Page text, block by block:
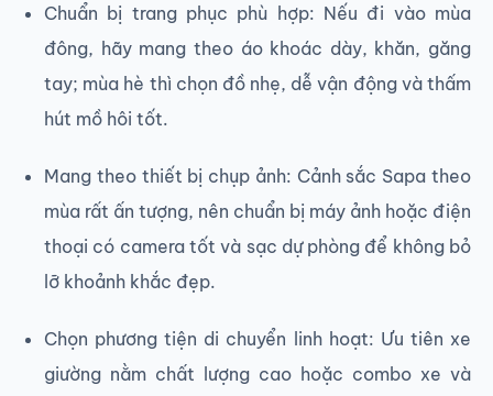
Chuẩn bị trang phục phù hợp: Nếu đi vào mùa
đông, hãy mang theo áo khoác dày, khăn, găng
tay; mùa hè thì chọn đồ nhẹ, dễ vận động và thấm
hút mồ hôi tốt.
Mang theo thiết bị chụp ảnh: Cảnh sắc Sapa theo
mùa rất ấn tượng, nên chuẩn bị máy ảnh hoặc điện
thoại có camera tốt và sạc dự phòng để không bỏ
lỡ khoảnh khắc đẹp.
Chọn phương tiện di chuyển linh hoạt: Ưu tiên xe
giường nằm chất lượng cao hoặc combo xe và